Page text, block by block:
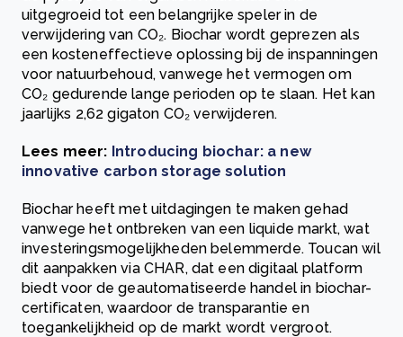
uitgegroeid tot een belangrijke speler in de
verwijdering van CO₂. Biochar wordt geprezen als
een kosteneffectieve oplossing bij de inspanningen
voor natuurbehoud, vanwege het vermogen om
CO₂ gedurende lange perioden op te slaan. Het kan
jaarlijks 2,62 gigaton CO₂ verwijderen.
Lees meer: Introducing biochar: a new
innovative carbon storage solution
Biochar heeft met uitdagingen te maken gehad
vanwege het ontbreken van een liquide markt, wat
investeringsmogelijkheden belemmerde. Toucan wil
dit aanpakken via CHAR, dat een digitaal platform
biedt voor de geautomatiseerde handel in biochar-
certificaten, waardoor de transparantie en
toegankelijkheid op de markt wordt vergroot.